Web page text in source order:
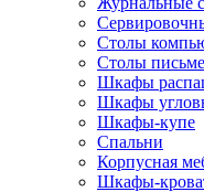
Столы
Столы
Шкафы
Шкафы
Шкафы-купе
Спальни
Корпусная
Шкафы-